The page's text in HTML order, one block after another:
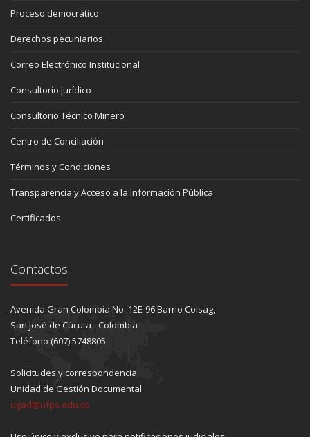
Proceso democrático
Derechos pecuniarios
Correo Electrónico Institucional
Consultorio Jurídico
Consultorio Técnico Minero
Centro de Conciliación
Términos y Condiciones
Transparencia y Acceso a la Información Pública
Certificados
Contactos
Avenida Gran Colombia No. 12E-96 Barrio Colsag,
San José de Cúcuta - Colombia
Teléfono (607) 5748805
Solicitudes y correspondencia
Unidad de Gestión Documental
ugad@ufps.edu.co